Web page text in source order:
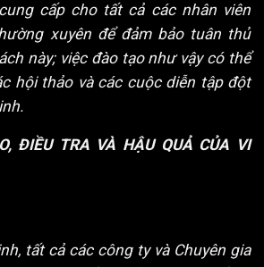
cấp cho tất cả các nhân viên
xuyên để đảm bảo tuân thủ
này; việc đào tạo như vậy có thể
hội thảo và các cuộc diễn tập đột
ĐIỀU TRA VÀ HẬU QUẢ CỦA VI
tất cả các công ty và Chuyên gia